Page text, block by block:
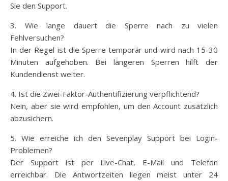
Sie den Support.
3. Wie lange dauert die Sperre nach zu vielen
Fehlversuchen?
In der Regel ist die Sperre temporär und wird nach 15-30
Minuten aufgehoben. Bei längeren Sperren hilft der
Kundendienst weiter.
4. Ist die Zwei-Faktor-Authentifizierung verpflichtend?
Nein, aber sie wird empfohlen, um den Account zusätzlich
abzusichern.
5. Wie erreiche ich den Sevenplay Support bei Login-
Problemen?
Der Support ist per Live-Chat, E-Mail und Telefon
erreichbar. Die Antwortzeiten liegen meist unter 24